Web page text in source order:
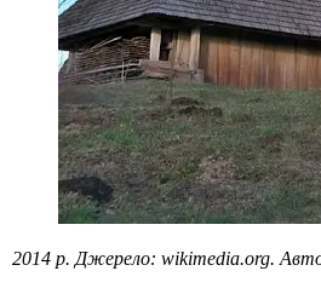
2014 р. Джерело: wikimedia.org.